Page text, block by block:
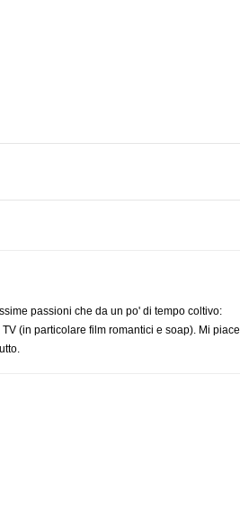
passioni che da un po' di tempo coltivo:
(in particolare film romantici e soap). Mi piace